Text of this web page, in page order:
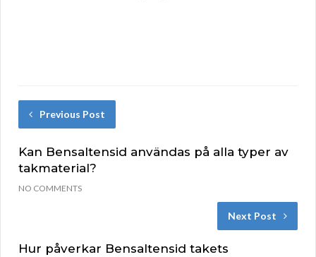
Previous Post
Kan Bensaltensid användas på alla typer av
takmaterial?
NO COMMENTS
Next Post
Hur påverkar Bensaltensid takets